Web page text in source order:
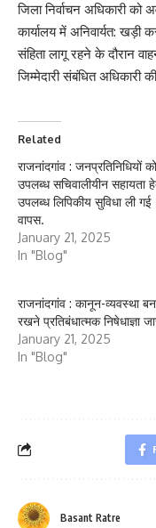
जिला निर्वाचन अधिकारी को
कार्यालय में अनिवार्यत: खड़ी
संहिता लागू रहने के दौरान
जिम्मेदारी संबंधित अधिकारी
Related
राजनांदगांव : जनप्रतिनिधियों को
उपलब्ध सचिवालीयीन सहायता
उपलब्ध लिपिकीय सुविधा ली गई
वापस.
January 21, 2025
In "Blog"
राजनांदगांव : कानून-व्यवस्था
रखने प्रतिबंधात्मक निषेधाज्ञा
January 21, 2025
In "Blog"
Basant Ratre